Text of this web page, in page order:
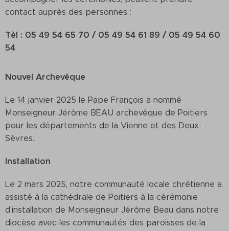
contact auprès des personnes :
Tèl : 05 49 54 65 70 / 05 49 54 61 89 / 05 49 54 60
54
Nouvel Archevêque
Le 14 janvier 2025 le Pape François a nommé
Monseigneur Jérôme BEAU archevêque de Poitiers
pour les départements de la Vienne et des Deux-
Sèvres.
Installation
Le 2 mars 2025, notre communauté locale chrétienne a
assisté à la cathédrale de Poitiers à la cérémonie
d'installation de Monseigneur Jérôme Beau dans notre
diocèse avec les communautés des paroisses de la